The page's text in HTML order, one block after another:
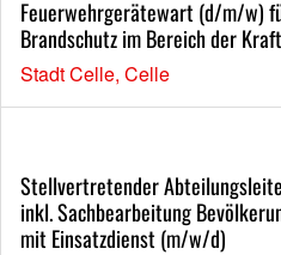
Feuerwehrgerätewart (d/m/w)
Brandschutz im Bereich der
Stadt Celle, Celle
Stellvertretender
inkl. Sachbearbeitung
mit Einsatzdienst (m/w/d)